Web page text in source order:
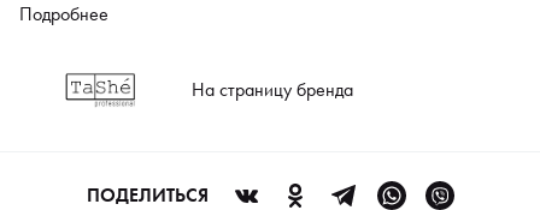
Шампунь удаляет излишки кожного себума и помогает
проник в структуру волоса. После такой очистки волосы
идеально подготовлены к профессиональной процедуре.
Подробнее
На страницу бренда
ПОДЕЛИТЬСЯ